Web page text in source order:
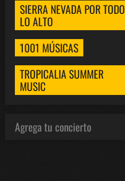
SIERRA NEVADA POR TODO
LO ALTO
1001 MÚSICAS
TROPICALIA SUMMER
MUSIC
Agrega tu concierto